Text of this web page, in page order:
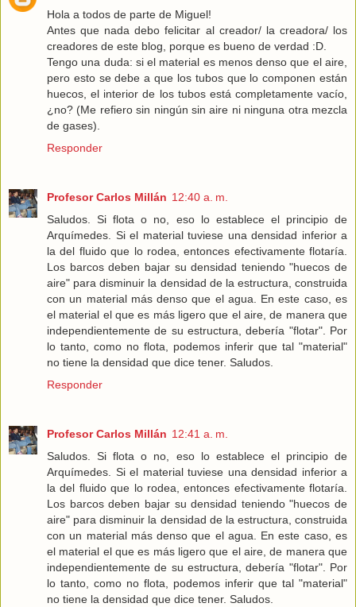
Hola a todos de parte de Miguel!
Antes que nada debo felicitar al creador/ la creadora/ los
creadores de este blog, porque es bueno de verdad :D.
Tengo una duda: si el material es menos denso que el aire,
pero esto se debe a que los tubos que lo componen están
huecos, el interior de los tubos está completamente vacío,
¿no? (Me refiero sin ningún sin aire ni ninguna otra mezcla
de gases).
Responder
Profesor Carlos Millán 12:40 a. m.
Saludos. Si flota o no, eso lo establece el principio de
Arquímedes. Si el material tuviese una densidad inferior a
la del fluido que lo rodea, entonces efectivamente flotaría.
Los barcos deben bajar su densidad teniendo "huecos de
aire" para disminuir la densidad de la estructura, construida
con un material más denso que el agua. En este caso, es
el material el que es más ligero que el aire, de manera que
independientemente de su estructura, debería "flotar". Por
lo tanto, como no flota, podemos inferir que tal "material"
no tiene la densidad que dice tener. Saludos.
Responder
Profesor Carlos Millán 12:41 a. m.
Saludos. Si flota o no, eso lo establece el principio de
Arquímedes. Si el material tuviese una densidad inferior a
la del fluido que lo rodea, entonces efectivamente flotaría.
Los barcos deben bajar su densidad teniendo "huecos de
aire" para disminuir la densidad de la estructura, construida
con un material más denso que el agua. En este caso, es
el material el que es más ligero que el aire, de manera que
independientemente de su estructura, debería "flotar". Por
lo tanto, como no flota, podemos inferir que tal "material"
no tiene la densidad que dice tener. Saludos.